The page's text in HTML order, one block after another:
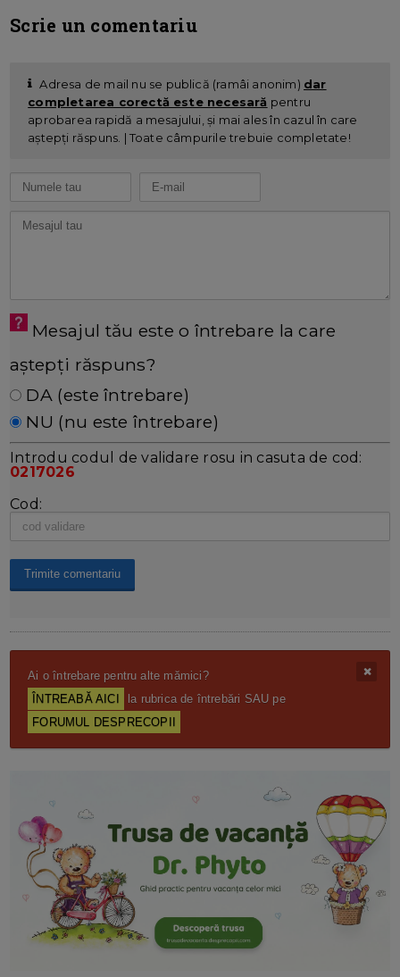
Scrie un comentariu
Adresa de mail nu se publică (ramâi anonim) dar
completarea corectă este necesară pentru
aprobarea rapidă a mesajului, și mai ales în cazul în care
aștepți răspuns. | Toate câmpurile trebuie completate!
Mesajul tău este o întrebare la care
aștepți răspuns?
DA (este întrebare)
NU (nu este întrebare)
Introdu codul de validare rosu in casuta de cod:
0217026
Cod:
Ai o întrebare pentru alte mămici?
ÎNTREABĂ AICI
la rubrica de întrebări SAU pe
FORUMUL DESPRECOPII